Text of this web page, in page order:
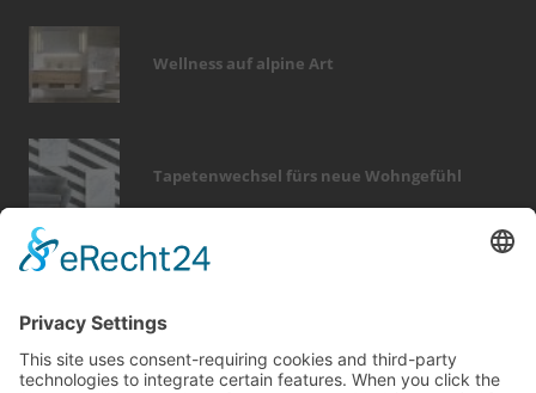
Wellness auf alpine Art
Tapetenwechsel fürs neue Wohngefühl
rund ums haus heizung fotovoltaik
kamin